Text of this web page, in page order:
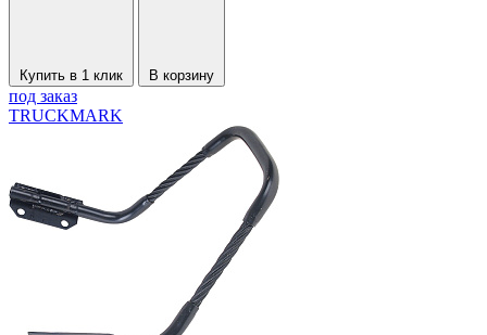
Купить в 1 клик В корзину
под заказ
TRUCKMARK